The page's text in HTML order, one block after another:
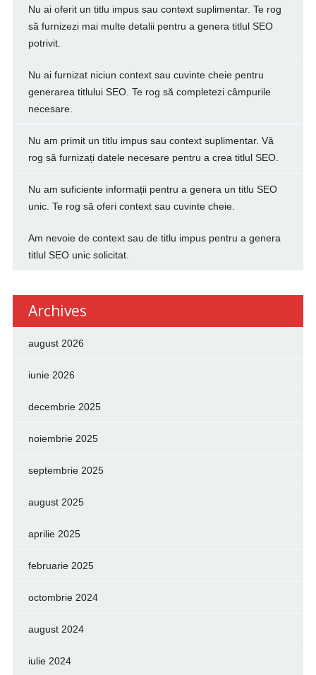
Nu ai oferit un titlu impus sau context suplimentar. Te rog
să furnizezi mai multe detalii pentru a genera titlul SEO
potrivit.
Nu ai furnizat niciun context sau cuvinte cheie pentru
generarea titlului SEO. Te rog să completezi câmpurile
necesare.
Nu am primit un titlu impus sau context suplimentar. Vă
rog să furnizați datele necesare pentru a crea titlul SEO.
Nu am suficiente informații pentru a genera un titlu SEO
unic. Te rog să oferi context sau cuvinte cheie.
Am nevoie de context sau de titlu impus pentru a genera
titlul SEO unic solicitat.
Archives
august 2026
iunie 2026
decembrie 2025
noiembrie 2025
septembrie 2025
august 2025
aprilie 2025
februarie 2025
octombrie 2024
august 2024
iulie 2024